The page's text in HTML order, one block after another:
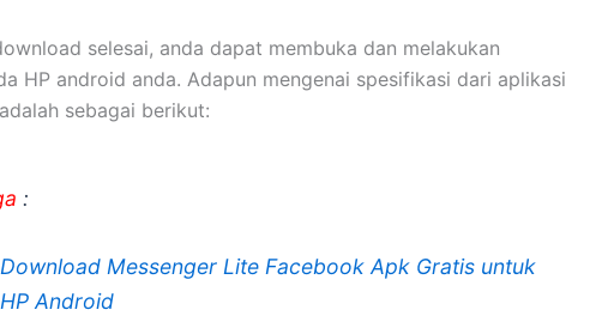
selesai, anda dapat membuka dan melakukan
HP android anda. Adapun mengenai spesifikasi dari aplikasi
sebagai berikut:
:
Download Messenger Lite Facebook Apk Gratis untuk
HP Android